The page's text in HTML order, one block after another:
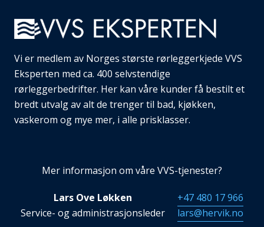
Vi er medlem av Norges største rørleggerkjede VVS
Eksperten med ca. 400 selvstendige
rørleggerbedrifter. Her kan våre kunder få bestilt et
bredt utvalg av alt de trenger til bad, kjøkken,
vaskerom og mye mer, i alle prisklasser.
Mer informasjon om våre VVS-tjenester?
Lars Ove Løkken
Service- og administrasjonsleder
+47 480 17 966
lars@hervik.no